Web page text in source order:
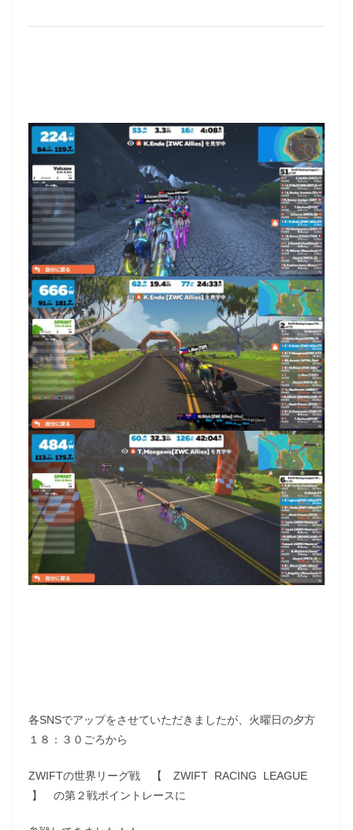
各SNSでアップをさせていただきましたが、火曜日の夕方
１８：３０ごろから
ZWIFTの世界リーグ戦 【 ZWIFT RACING LEAGUE
】 の第２戦ポイントレースに